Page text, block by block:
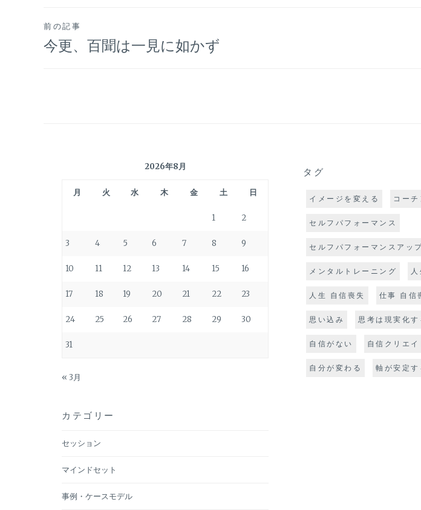
投
稿
ョ
ン
前の記事
今更、百聞は一見に如かず
2026年8月
月 火 水 木 金 土 日
1 2
3 4 5 6 7 8 9
10 11 12 13 14 15 16
17 18 19 20 21 22 23
24 25 26 27 28 29 30
31
« 3月
カテゴリー
セッション
マインドセット
事例・ケースモデル
タグ
イメージを変える コーチ
セルフパフォーマンス
セルフパフォーマンスアッ
メンタルトレーニング
人生 自信喪失 仕事 自信
思い込み 思考は現実化す
自信がない 自信クリエイ
自分が変わる 軸が安定す